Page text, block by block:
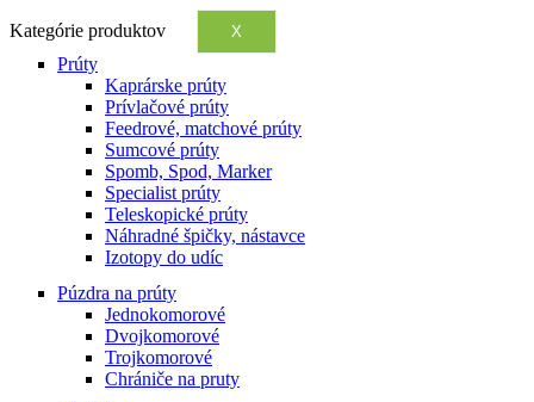
Kategórie produktov X
Prúty
Kaprárske prúty
Prívlačové prúty
Feedrové, matchové prúty
Sumcové prúty
Spomb, Spod, Marker
Specialist prúty
Teleskopické prúty
Náhradné špičky, nástavce
Izotopy do udíc
Púzdra na prúty
Jednokomorové
Dvojkomorové
Trojkomorové
Chrániče na pruty